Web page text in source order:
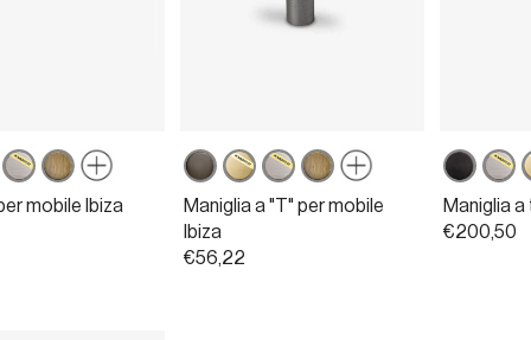
Powercoat
inox
Bronzo
opaco
mobile Ibiza
Canna
fucile
Powercoat
ottone
satinato
Powercoat
inox
Bronzo
opaco
Maniglia a "T" per mobile
Ibiza
€56,22
Nero
opacoinox
Maniglia a
€200,50